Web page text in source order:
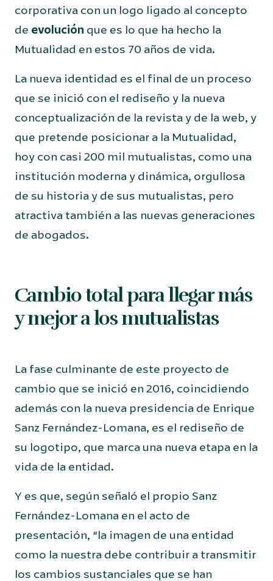
corporativa con un logo ligado al concepto
de evolución que es lo que ha hecho la
Mutualidad en estos 70 años de vida.
La nueva identidad es el final de un proceso
que se inició con el rediseño y la nueva
conceptualización de la revista y de la web, y
que pretende posicionar a la Mutualidad,
hoy con casi 200 mil mutualistas, como una
institución moderna y dinámica, orgullosa
de su historia y de sus mutualistas, pero
atractiva también a las nuevas generaciones
de abogados.
Cambio total para llegar más
y mejor a los mutualistas
La fase culminante de este proyecto de
cambio que se inició en 2016, coincidiendo
además con la nueva presidencia de Enrique
Sanz Fernández-Lomana, es el rediseño de
su logotipo, que marca una nueva etapa en la
vida de la entidad.
Y es que, según señaló el propio Sanz
Fernández-Lomana en el acto de
presentación, “la imagen de una entidad
como la nuestra debe contribuir a transmitir
los cambios sustanciales que se han